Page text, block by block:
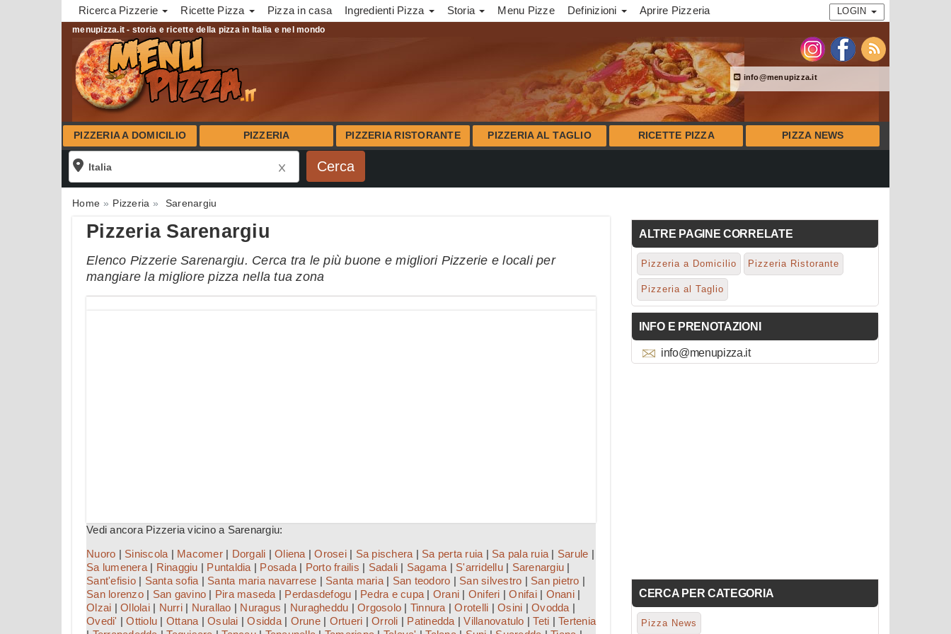
Ricerca Pizzerie Ricette Pizza Pizza in casa Ingredienti Pizza Storia Menu Pizze Definizioni Aprire Pizzeria LOGIN
menupizza.it - storia e ricette della pizza in Italia e nel mondo
info@menupizza.it
PIZZERIA A DOMICILIO PIZZERIA PIZZERIA RISTORANTE PIZZERIA AL TAGLIO RICETTE PIZZA PIZZA NEWS
Home Pizzeria Sarenargiu
Pizzeria Sarenargiu
Elenco Pizzerie Sarenargiu. Cerca tra le più buone e migliori Pizzerie e locali per
mangiare la migliore pizza nella tua zona
Vedi ancora Pizzeria vicino a Sarenargiu:
Nuoro | Siniscola | Macomer| Dorgali | Oliena |Orosei| Sa pischera | Sa perta ruia | Sa pala ruia | Sarule |
Sa lumenera| Rinaggiu | Puntaldia | Posada| Porto frailis | Sadali | Sagama | S'arridellu| Sarenargiu |
Sant'efisio| Santa sofia | Santa maria navarrese | Santa maria| San teodoro | San silvestro | San pietro |
San lorenzo| San gavino | Pira maseda | Perdasdefogu | Pedra e cupa | Orani | Oniferi |Onifai| Onani|
Olzai | Ollolai| Nurri| Nurallao | Nuragus | Nuragheddu | Orgosolo | Tinnura |Orotelli | Osini | Ovodda |
Ovedi' |Ottiolu | Ottana | Osulai |Osidda| Orune| Ortueri | Orroli | Patinedda |Villanovatulo |Teti | Tertenia
ALTRE PAGINE CORRELATE
Pizzeria a Domicilio Pizzeria Ristorante
Pizzeria al Taglio
INFO E PRENOTAZIONI
info@menupizza.it
CERCA PER CATEGORIA
Pizza News